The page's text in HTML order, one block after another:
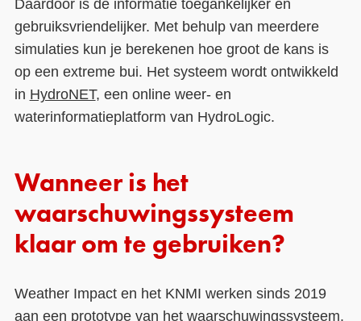
Daardoor is de informatie toegankelijker en
gebruiksvriendelijker. Met behulp van meerdere
simulaties kun je berekenen hoe groot de kans is
op een extreme bui. Het systeem wordt ontwikkeld
in HydroNET, een online weer- en
waterinformatieplatform van HydroLogic.
Wanneer is het
waarschuwingssysteem
klaar om te gebruiken?
Weather Impact en het KNMI werken sinds 2019
aan een prototype van het waarschuwingssysteem.